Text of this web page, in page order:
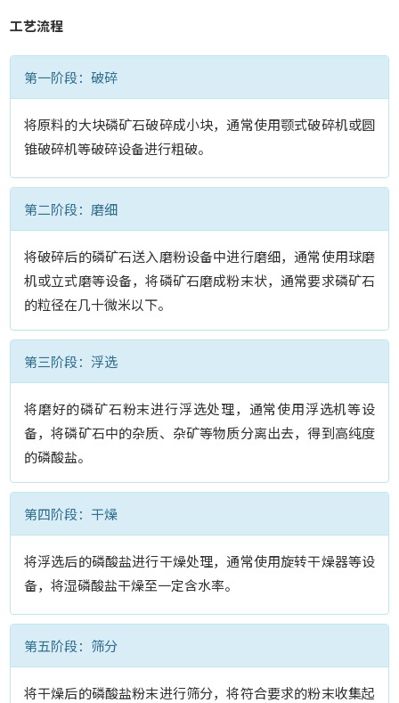
工艺流程
第一阶段：破碎
将原料的大块磷矿石破碎成小块，通常使用颚式破碎机或圆
锥破碎机等破碎设备进行粗破。
第二阶段：磨细
将破碎后的磷矿石送入磨粉设备中进行磨细，通常使用球磨
机或立式磨等设备，将磷矿石磨成粉末状，通常要求磷矿石
的粒径在几十微米以下。
第三阶段：浮选
将磨好的磷矿石粉末进行浮选处理，通常使用浮选机等设
备，将磷矿石中的杂质、杂矿等物质分离出去，得到高纯度
的磷酸盐。
第四阶段：干燥
将浮选后的磷酸盐进行干燥处理，通常使用旋转干燥器等设
备，将湿磷酸盐干燥至一定含水率。
第五阶段：筛分
将干燥后的磷酸盐粉末进行筛分，将符合要求的粉末收集起